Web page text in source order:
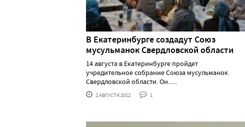
В Екатеринбурге создадут Союз
мусульманок Свердловской области
14 августа в Екатеринбурге пройдет
учредительное собрание Союза мусульманок
Свердловской области. Он......
2 АВГУСТА'2012 1